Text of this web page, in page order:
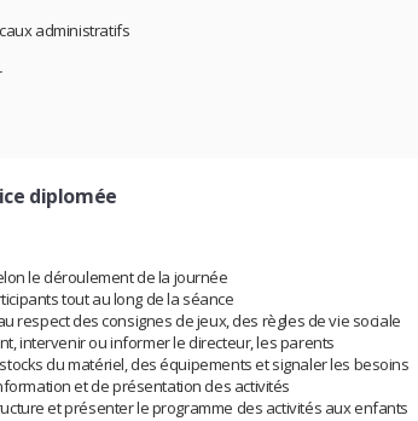
administratifs
diplomée
le déroulement de la journée
tout au long de la séance
respect des consignes de jeux, des règles de vie sociale
intervenir ou informer le directeur, les parents
du matériel, des équipements et signaler les besoins
et de présentation des activités
et présenter le programme des activités aux enfants